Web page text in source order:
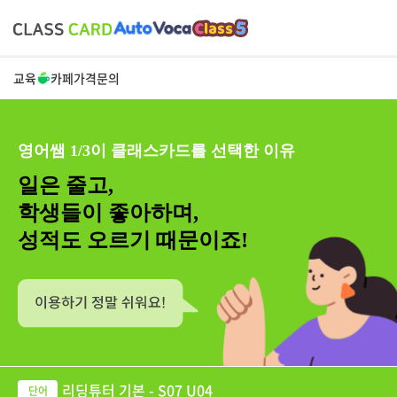
교육 카페가격문의
영어쌤 1/3이 클래스카드를 선택한 이유
일은 줄고,
학생들이 좋아하며,
성적도 오르기 때문이죠!
리딩튜터 기본 - S07 U04